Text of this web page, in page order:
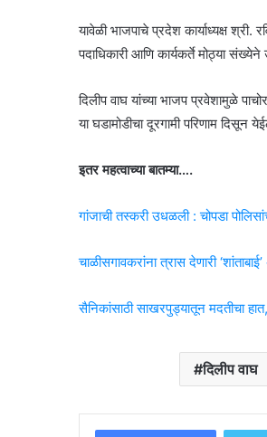
यावेळी भाजपाचे प्रदेश कार्याध्यक्ष
पदाधिकारी आणि कार्यकर्ते मोठ्या
दिलीप वाघ यांच्या भाजप प्रवेशामुळे
या घडामोडीचा दूरगामी परिणाम
इतर महत्वाच्या बातम्या….
गांजाची तस्करी उधळली : चोपडा
चाळीसगावकरांना त्रास देणारी
सैनिकांसाठी साखरपुड्यातून मदतीचा
दिलीप वाघ